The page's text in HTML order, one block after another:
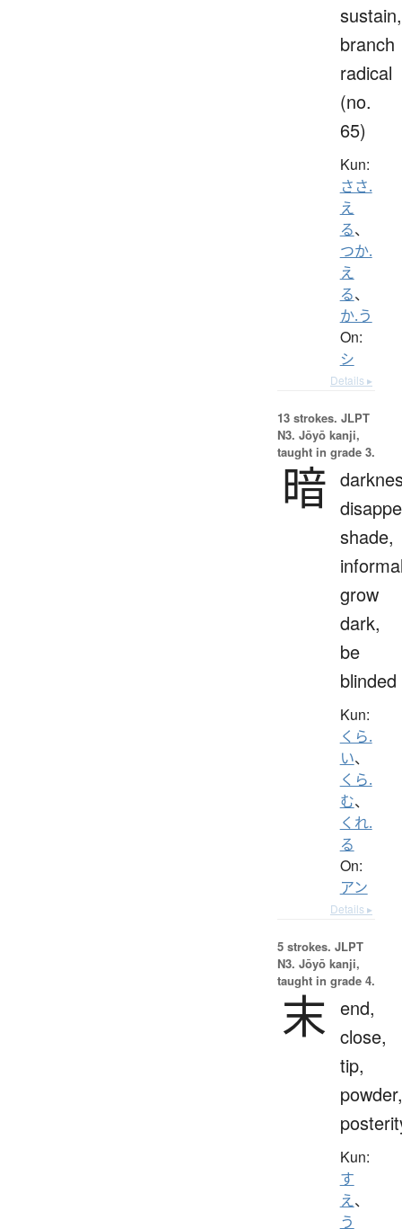
sustain,
branch
radical
(no.
65)
Kun:
ささ.
え
る、
つか.
え
る、
か.う
On:
シ
Details ▸
13 strokes. JLPT
N3. Jōyō kanji,
taught in grade 3.
暗
shade,
grow
dark,
be
blinded
Kun:
くら.
い、
くら.
む、
くれ.
る
On:
アン
Details ▸
5 strokes. JLPT
N3. Jōyō kanji,
taught in grade 4.
末 end,
close,
tip,
powder,
Kun:
す
え、
う